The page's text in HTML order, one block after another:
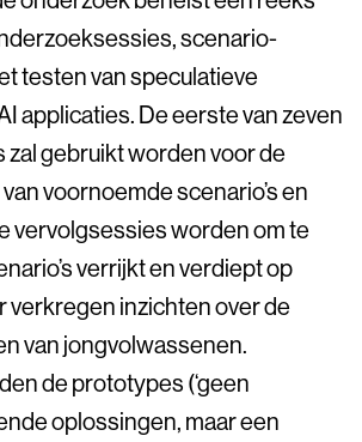
scenario-
testen van speculatieve
applicaties. De eerste van zeven
gebruikt worden voor de
voornoemde scenario’s en
vervolgsessies worden om te
verrijkt en verdiept op
verkregen inzichten over de
van jongvolwassenen.
de prototypes (‘geen
oplossingen, maar een